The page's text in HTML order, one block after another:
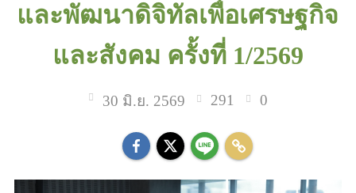
และพัฒนาดิจิทัลเพื่อเศรษฐกิจ
และสังคม ครั้งที่ 1/2569
30 มิ.ย. 2569 291 0